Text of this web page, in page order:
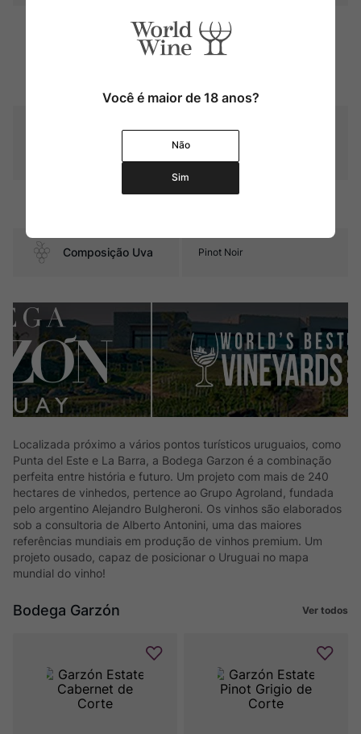
Médio corpo, com taninos
sedosos e ótima acidez. Seu
final de boca é marcado por
baunilha, chocolate e couro
Composição Uva Pinot Noir
Localizada próximo a vários pontos turísticos uruguaios, como
Punta del Este e La Barra, a Bodega Garzon é a combinação
perfeita entre história e futuro. Um projeto com mais de 240
hectares de vinhedos, pertence ao Grupo Agroland, fundada
pelo argentino Alejandro Bulgheroni. Os vinhos são elaborados
sob a consultoria de Alberto Antonini, uma das maiores
referências mundiais em produção de vinhos premium. Um
projeto ousado, capaz de posicionar o Uruguai no mapa
mundial do vinho!
Bodega Garzón Ver todos
Você é maior de 18 anos?
Não
Sim